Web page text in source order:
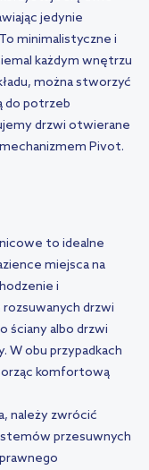
jedynie
minimalistyczne i
każdym wnętrzu
można stworzyć
do potrzeb
drzwi otwierane
Pivot.
to idealne
miejsca na
i
drzwi
ściany albo drzwi
W obu przypadkach
komfortową
należy zwrócić
przesuwnych